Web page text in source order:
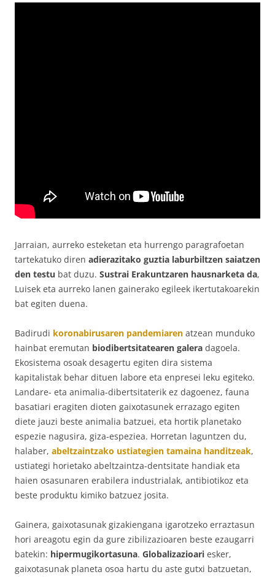
Jarraian, aurreko esteketan eta hurrengo paragrafoetan
tartekatuko diren adierazitako guztia laburbiltzen saiatzen
den testu bat duzu. Sustrai Erakuntzaren hausnarketa da,
Luisek eta aurreko lanen gainerako egileek ikertutakoarekin
bat egiten duena.
Badirudi koronabirusaren pandemiaren atzean munduko
hainbat eremutan biodibertsitatearen galera dagoela.
Ekosistema osoak desagertu egiten dira sistema
kapitalistak behar dituen labore eta enpresei leku egiteko.
Landare- eta animalia-dibertsitaterik ez dagoenez, fauna
basatiari eragiten dioten gaixotasunek errazago egiten
diete jauzi beste animalia batzuei, eta hortik planetako
espezie nagusira, giza-espeziea. Horretan laguntzen du,
halaber, abeltzaintzako ustiategien tamaina handitzeak,
ustiategi horietako abeltzaintza-dentsitate handiak eta
haien osasunaren erabilera industrialak, antibiotikoz eta
beste produktu kimiko batzuez josita.
Gainera, gaixotasunak gizakiengana igarotzeko erraztasun
hori areagotu egin da gure zibilizazioaren beste ezaugarri
batekin: hipermugikortasuna. Globalizazioari esker,
gaixotasunak planeta osoa hartu du aste gutxi batzuetan,